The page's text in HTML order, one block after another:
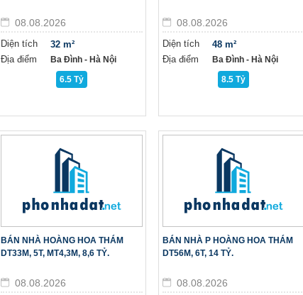
08.08.2026
Diện tích
Địa điểm
32 m²
Ba Đình - Hà Nội
6.5 Tỷ
08.08.2026
Diện tích
Địa điểm
48 m²
Ba Đình - Hà Nội
8.5 Tỷ
BÁN NHÀ HOÀNG HOA THÁM
DT33M, 5T, MT4,3M, 8,6 TỶ.
08.08.2026
BÁN NHÀ P HOÀNG HOA THÁM
DT56M, 6T, 14 TỶ.
08.08.2026